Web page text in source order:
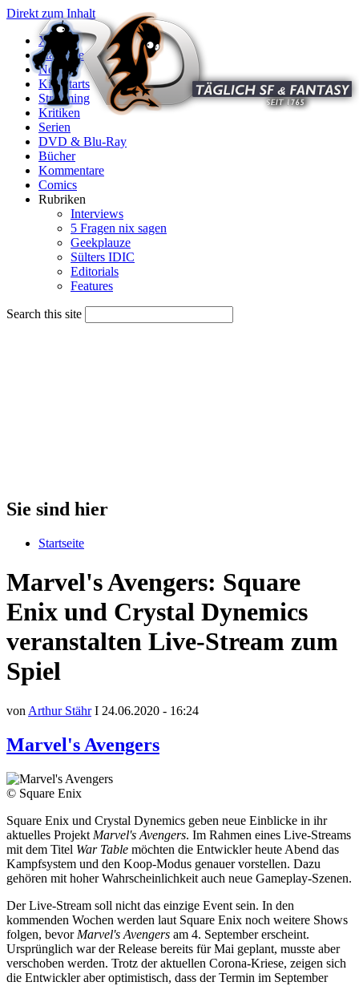
Direkt zum Inhalt
X
Startseite
News
Kinostarts
Streaming
Kritiken
Serien
DVD & Blu-Ray
Bücher
Kommentare
Comics
Rubriken
Interviews
5 Fragen nix sagen
Geekplauze
Sülters IDIC
Editorials
Features
Search this site
Sie sind hier
Startseite
Marvel's Avengers: Square
Enix und Crystal Dynemics
veranstalten Live-Stream zum
Spiel
von Arthur StährI 24.06.2020 - 16:24
Marvel's Avengers
© Square Enix
Square Enix und Crystal Dynemics geben neue Einblicke in ihr
aktuelles Projekt Marvel's Avengers. Im Rahmen eines Live-Streams
mit dem Titel War Table möchten die Entwickler heute Abend das
Kampfsystem und den Koop-Modus genauer vorstellen. Dazu
gehören mit hoher Wahrscheinlichkeit auch neue Gameplay-Szenen.
Der Live-Stream soll nicht das einzige Event sein. In den
kommenden Wochen werden laut Square Enix noch weitere Shows
folgen, bevor Marvel's Avengers am 4. September erscheint.
Ursprünglich war der Release bereits für Mai geplant, musste aber
verschoben werden. Trotz der aktuellen Corona-Kriese, zeigen sich
die Entwickler aber optimistisch, dass der Termin im September